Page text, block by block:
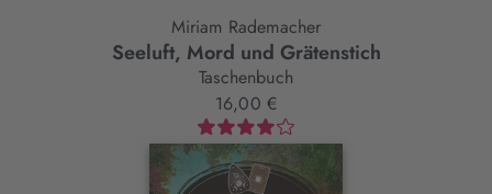
Miriam Rademacher
Seeluft, Mord und Grätenstich
Taschenbuch
16,00 €